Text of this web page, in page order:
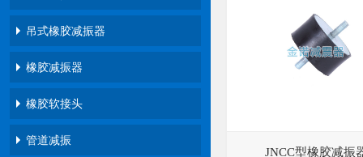
吊式橡胶减振器
橡胶减振器
橡胶软接头
管道减振
JNCC型橡胶减振